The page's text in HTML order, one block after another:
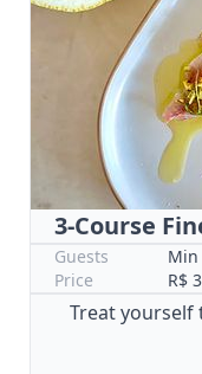
3-Course
Guests
Min
Price
R$
Treat yourself